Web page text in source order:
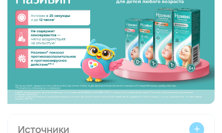
Источники